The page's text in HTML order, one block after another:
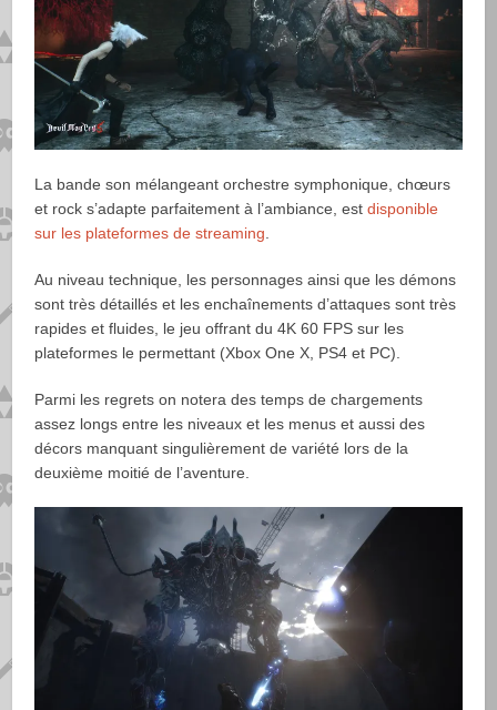
La bande son mélangeant orchestre symphonique, chœurs
et rock s’adapte parfaitement à l’ambiance, est disponible
sur les plateformes de streaming.
Au niveau technique, les personnages ainsi que les démons
sont très détaillés et les enchaînements d’attaques sont très
rapides et fluides, le jeu offrant du 4K 60 FPS sur les
plateformes le permettant (Xbox One X, PS4 et PC).
Parmi les regrets on notera des temps de chargements
assez longs entre les niveaux et les menus et aussi des
décors manquant singulièrement de variété lors de la
deuxième moitié de l’aventure.